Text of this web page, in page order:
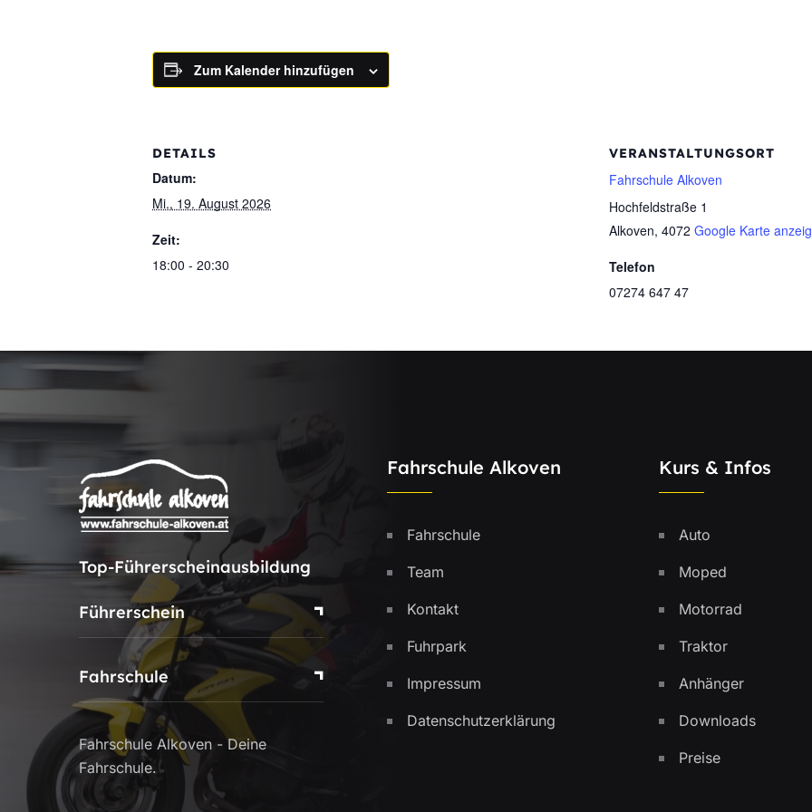
Zum Kalender hinzufügen
DETAILS
Datum:
Mi., 19. August 2026
Zeit:
18:00 - 20:30
VERANSTALTUNGSORT
Fahrschule Alkoven
Hochfeldstraße 1
Alkoven, 4072 Google Karte
Telefon
07274 647 47
Top-Führerscheinausbildung
Führerschein
Fahrschule
Fahrschule Alkoven - Deine
Fahrschule.
Fahrschule Alkoven
Fahrschule
Team
Kontakt
Fuhrpark
Impressum
Datenschutzerklärung
Kurs & Infos
Auto
Moped
Motorrad
Traktor
Anhänger
Downloads
Preise